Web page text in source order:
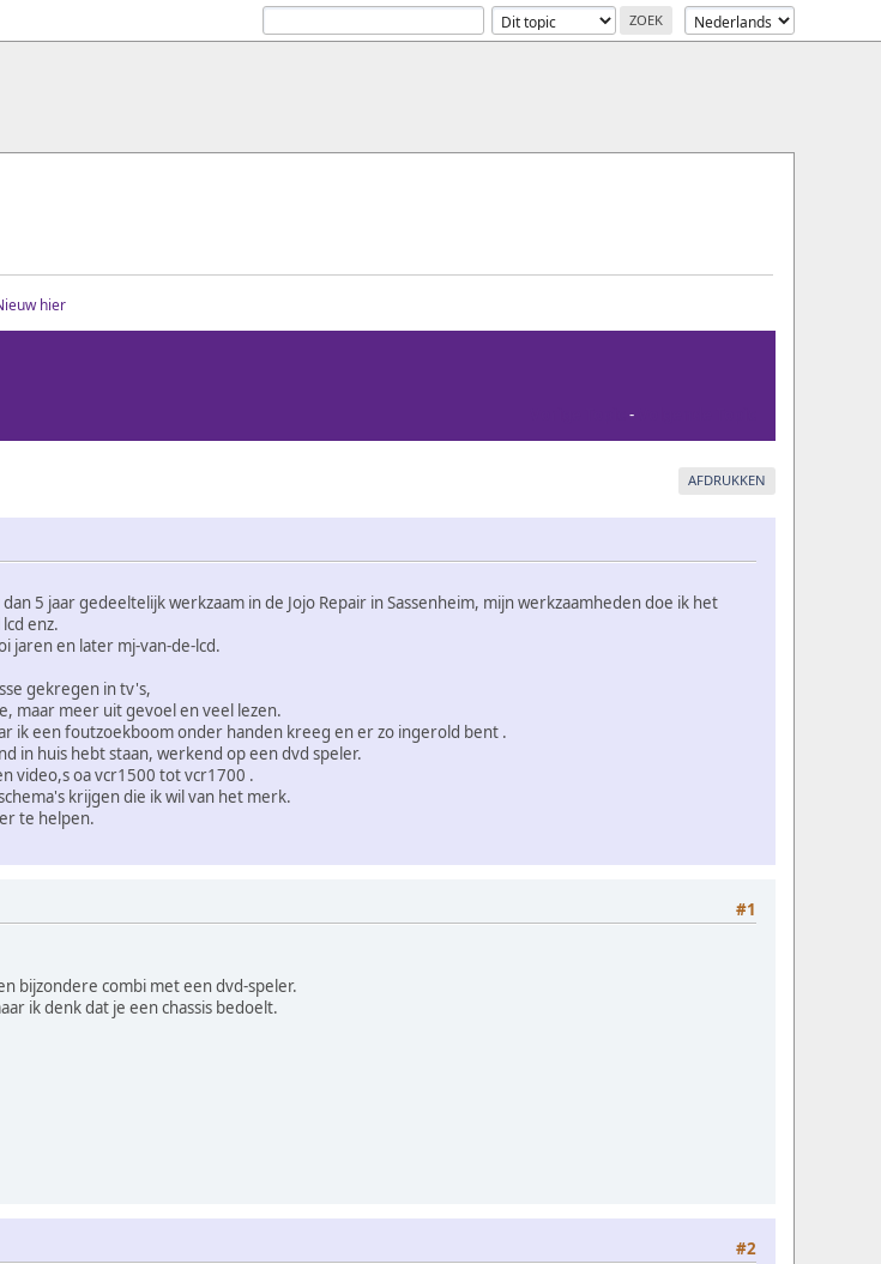
hier
-
AFDRUKKEN
5 jaar gedeeltelijk werkzaam in de Jojo Repair in Sassenheim, mijn werkzaamheden doe ik het
enz.
jaren en later mj-van-de-lcd.
gekregen in tv's,
maar meer uit gevoel en veel lezen.
ik een foutzoekboom onder handen kreeg en er zo ingerold bent .
in huis hebt staan, werkend op een dvd speler.
video,s oa vcr1500 tot vcr1700 .
krijgen die ik wil van het merk.
te helpen.
#1
bijzondere combi met een dvd-speler.
ik denk dat je een chassis bedoelt.
#2